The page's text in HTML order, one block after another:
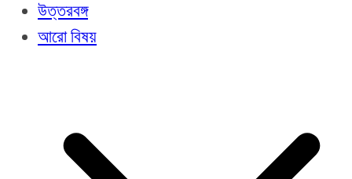
উত্তরবঙ্গ
আরো বিষয়